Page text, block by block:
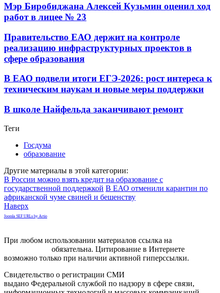
Мэр Биробиджана Алексей Кузьмин оценил ход
работ в лицее № 23
Правительство ЕАО держит на контроле
реализацию инфраструктурных проектов в
сфере образования
В ЕАО подвели итоги ЕГЭ-2026: рост интереса к
техническим наукам и новые меры поддержки
В школе Найфельда заканчивают ремонт
Теги
Госдума
образование
Другие материалы в этой категории:
В России можно взять кредит на образование с
государственной поддержкой В ЕАО отменили карантин по
африканской чуме свиней и бешенству
Наверх
Joomla SEF URLs by Artio
При любом использовании материалов ссылка на
обязательна. Цитирование в Интернете
возможно только при наличии активной гиперссылки.
Свидетельство о регистрации СМИ
выдано Федеральной службой по надзору в сфере связи,